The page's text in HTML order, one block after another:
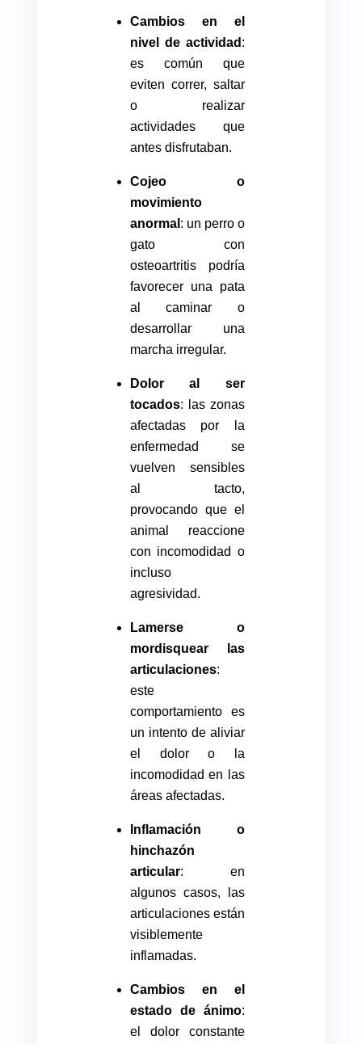
Cambios en el
nivel de actividad :
es común que
eviten correr, saltar
o realizar
actividades que
antes disfrutaban.
Cojeo o
movimiento
anormal : un perro o
gato con
osteoartritis podría
favorecer una pata
al caminar o
desarrollar una
marcha irregular.
Dolor al ser
tocados: las zonas
afectadas por la
enfermedad se
vuelven sensibles
al tacto,
provocando que el
animal reaccione
con incomodidad o
incluso
agresividad.
Lamerse o
mordisquear las
articulaciones:
este
comportamiento es
un intento de aliviar
el dolor o la
incomodidad en las
áreas afectadas.
Inflamación o
hinchazón
articular: en
algunos casos, las
articulaciones están
visiblemente
inflamadas.
Cambios en el
estado de ánimo:
el dolor constante